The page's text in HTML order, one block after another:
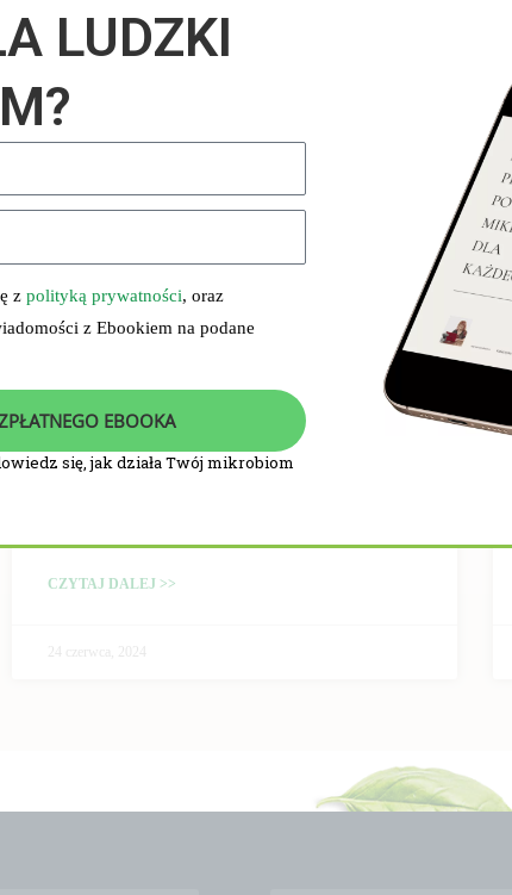
UNCATEGORIZED
PRZEBIEG I WYNIKI
CZYTAJ DALEJ >>
24 czerwca, 2024
LUDZKI
z polityką prywatności, oraz
z Ebookiem na podane
EBOOKA
się, jak działa Twój mikrobiom